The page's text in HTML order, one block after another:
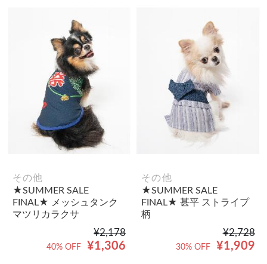
その他
★SUMMER SALE
FINAL★ メッシュタンク
マツリカラクサ
¥2,178
¥1,306
40% OFF
その他
★SUMMER SALE
FINAL★ 甚平 ストライプ
柄
¥2,728
¥1,909
30% OFF